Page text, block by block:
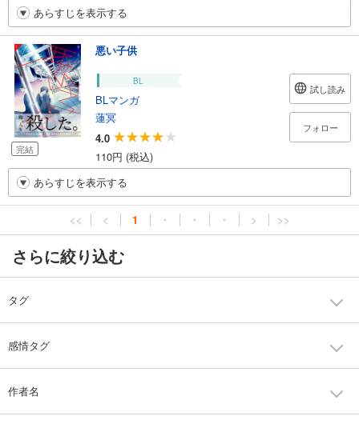
あらすじを表示する
完結
悪い子供
BL
BLマンガ
蓮冥
4.0
110円 (税込)
試し読み
フォロー
あらすじを表示する
<< < 1 ・ ・ ・ > >>
さらに絞り込む
タグ
感情タグ
作者名